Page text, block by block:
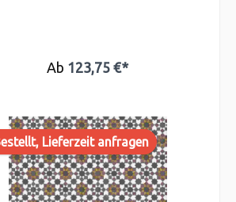
Ab 123,75 €*
Lieferzeit anfragen